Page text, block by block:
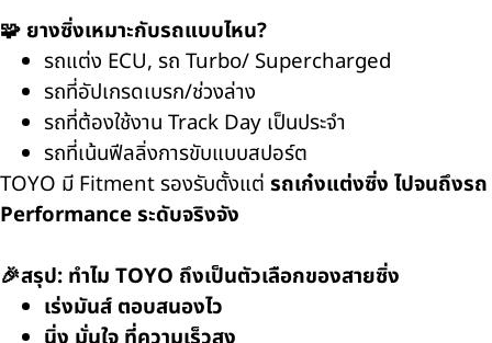
🧩 ยางซิ่งเหมาะกับรถแบบไหน?
รถแต่ง ECU, รถ Turbo/ Supercharged
รถที่อัปเกรดเบรก/ช่วงล่าง
รถที่ต้องใช้งาน Track Day เป็นประจำ
รถที่เน้นฟีลลิ่งการขับแบบสปอร์ต
TOYO มี Fitment รองรับตั้งแต่ รถเก๋งแต่งซิ่ง ไปจนถึงรถ
Performance ระดับจริงจัง
🎉สรุป: ทำไม TOYO ถึงเป็นตัวเลือกของสายซิ่ง
เร่งมันส์ ตอบสนองไว